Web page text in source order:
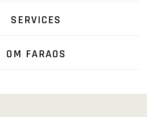
SERVICES
OM FARAOS